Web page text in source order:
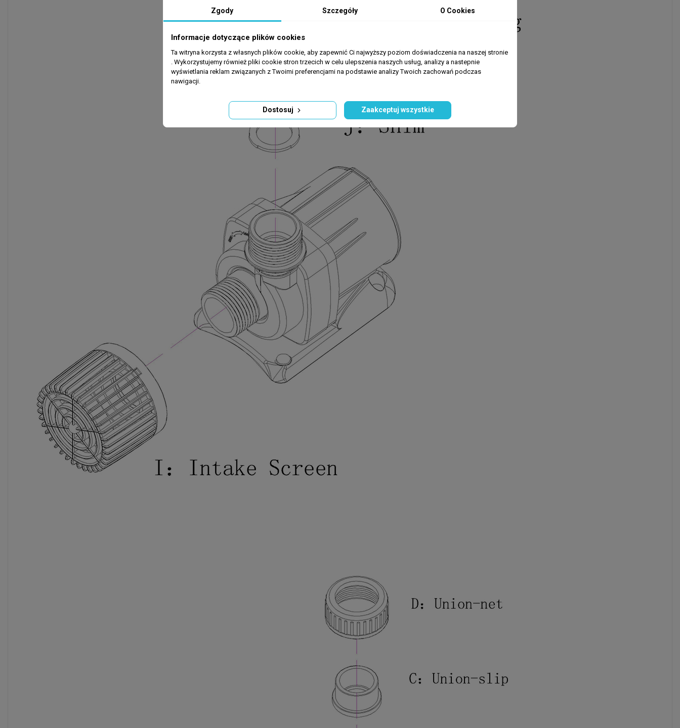
Zgody Szczegóły O Cookies
Informacje dotyczące plików cookies
Ta witryna korzysta z własnych plików cookie, aby zapewnić Ci najwyższy poziom doświadczenia na naszej stronie
. Wykorzystujemy również pliki cookie stron trzecich w celu ulepszenia naszych usług, analizy a nastepnie
wyświetlania reklam związanych z Twoimi preferencjami na podstawie analizy Twoich zachowań podczas
nawigacji.
Dostosuj Zaakceptuj wszystkie